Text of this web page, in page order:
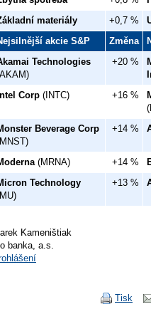
materiály
+0,7 %
akcie S&P
Změna
Technologies
+20 %
Intel Corp (INTC) +16 %
Beverage Corp
+14 %
(MRNA) +14 %
Technology
+13 %
Kameništiak
banka, a.s.
Tisk